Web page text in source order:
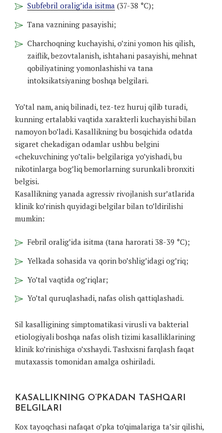
Subfebril oralig’ida isitma (37-38 °C);
Tana vaznining pasayishi;
Charchoqning kuchayishi, o’zini yomon his qilish,
zaiflik, bezovtalanish, ishtahani pasayishi, mehnat
qobiliyatining yomonlashishi va tana
intoksikatsiyaning boshqa belgilari.
Yo’tal nam, aniq bilinadi, tez-tez huruj qilib turadi,
kunning ertalabki vaqtida xarakterli kuchayishi bilan
namoyon bo’ladi. Kasallikning bu bosqichida odatda
sigaret chekadigan odamlar ushbu belgini
«chekuvchining yo’tali» belgilariga yo’yishadi, bu
nikotinlarga bog’liq bemorlarning surunkali bronxiti
belgisi.
Kasallikning yanada agressiv rivojlanish sur’atlarida
klinik ko’rinish quyidagi belgilar bilan to’ldirilishi
mumkin:
Febril oralig’ida isitma (tana harorati 38-39 °C);
Yelkada sohasida va qorin bo’shlig’idagi og’riq;
Yo’tal vaqtida og’riqlar;
Yo’tal quruqlashadi, nafas olish qattiqlashadi.
Sil kasalligining simptomatikasi virusli va bakterial
etiologiyali boshqa nafas olish tizimi kasalliklarining
klinik ko’rinishiga o’xshaydi. Tashxisni farqlash faqat
mutaxassis tomonidan amalga oshiriladi.
KASALLIKNING O’PKADAN TASHQARI
BELGILARI
Kox tayoqchasi nafaqat o’pka to’qimalariga ta’sir qilishi,